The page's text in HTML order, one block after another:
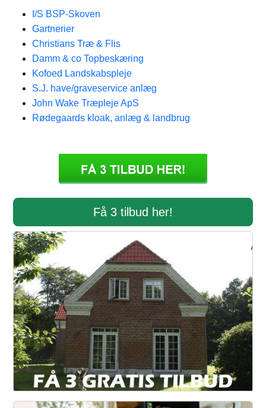
I/S BSP-Skoven
Gartnerier
Christians Træ & Flis
Damm & co Topbeskæring
Kofoed Landskabspleje
S.J. have/graveservice anlæg
John Wake Træpleje ApS
Rødegaards kloak, anlæg & landbrug
Få 3 tilbud her!